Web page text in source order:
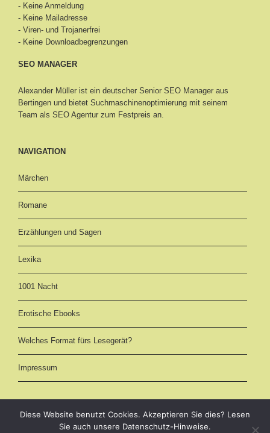
- Keine Anmeldung
- Keine Mailadresse
- Viren- und Trojanerfrei
- Keine Downloadbegrenzungen
SEO MANAGER
Alexander Müller ist ein deutscher Senior SEO Manager aus
Bertingen und bietet Suchmaschinenoptimierung mit seinem
Team als SEO Agentur zum Festpreis an.
NAVIGATION
Märchen
Romane
Erzählungen und Sagen
Lexika
1001 Nacht
Erotische Ebooks
Welches Format fürs Lesegerät?
Impressum
Diese Website benutzt Cookies. Akzeptieren Sie dies? Lesen
Sie auch unsere Datenschutz-Hinweise.